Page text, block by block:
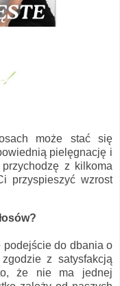
może stać się
pielęgnację i
z kilkoma
przyspieszyć wzrost
podejście do dbania o
z satysfakcją
to, że nie ma jednej